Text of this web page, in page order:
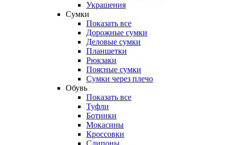
Украшения
Сумки
Показать все
Дорожные сумки
Деловые сумки
Планшетки
Рюкзаки
Поясные сумки
Сумки через плечо
Обувь
Показать все
Туфли
Ботинки
Мокасины
Кроссовки
Слипоны